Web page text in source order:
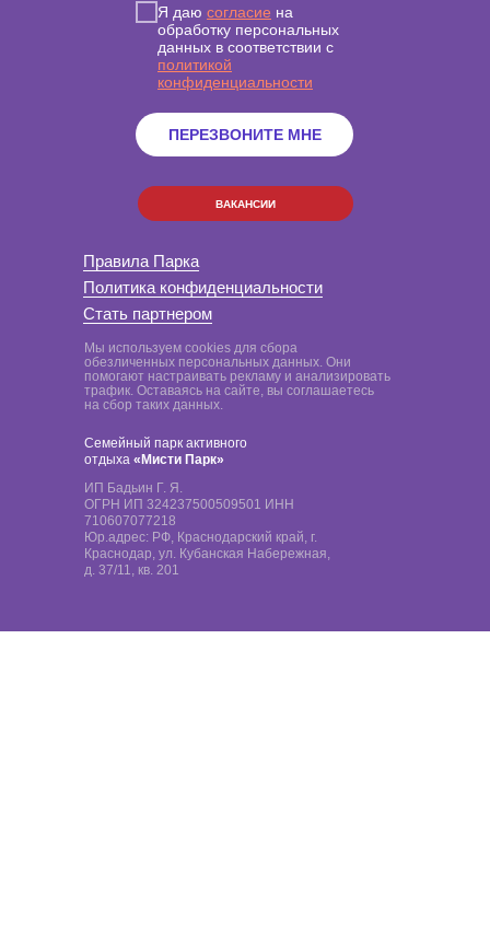
Я даю согласие на
обработку персональных
данных в соответствии с
политикой
конфиденциальности
ПЕРЕЗВОНИТЕ МНЕ
ИП Бадьин Г. Я.
ОГРН ИП 324237500509501 ИНН
710607077218
Юр.адрес: РФ, Краснодарский край, г.
Краснодар, ул. Кубанская Набережная,
д. 37/11, кв. 201
Семейный парк активного
отдыха «Мисти Парк»
Мы используем cookies для сбора
обезличенных персональных данных. Они
помогают настраивать рекламу и анализировать
трафик. Оставаясь на сайте, вы соглашаетесь
на сбор таких данных.
Правила Парка
Политика конфиденциальности
Стать партнером
ВАКАНСИИ